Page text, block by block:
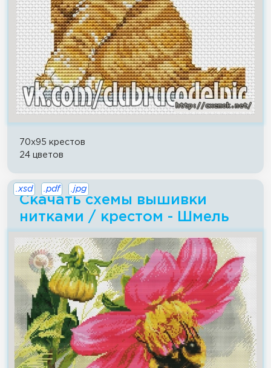
70x95 крестов
24 цветов
Скачать схемы вышивки
нитками / крестом - Шмель
.xsd .pdf .jpg